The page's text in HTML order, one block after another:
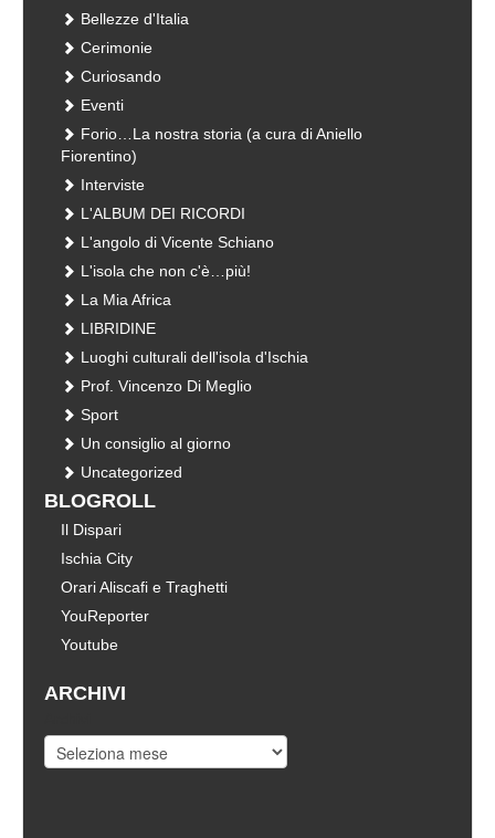
Bellezze d'Italia
Cerimonie
Curiosando
Eventi
Forio…La nostra storia (a cura di Aniello
Fiorentino)
Interviste
L'ALBUM DEI RICORDI
L'angolo di Vicente Schiano
L'isola che non c'è…più!
La Mia Africa
LIBRIDINE
Luoghi culturali dell'isola d'Ischia
Prof. Vincenzo Di Meglio
Sport
Un consiglio al giorno
Uncategorized
BLOGROLL
Il Dispari
Ischia City
Orari Aliscafi e Traghetti
YouReporter
Youtube
ARCHIVI